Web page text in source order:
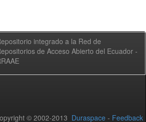
integrado a la Red de
de Acceso Abierto del Ecuador -
© 2002-2013 Duraspace - Feedback